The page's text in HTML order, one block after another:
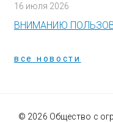
16 июля 2026
ВНИМАНИЮ
все новости
© 2026 Общество с